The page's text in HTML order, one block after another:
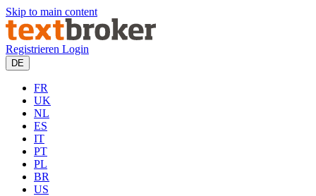
Skip to main content
Registrieren Login
DE
FR
UK
NL
ES
IT
PT
PL
BR
US